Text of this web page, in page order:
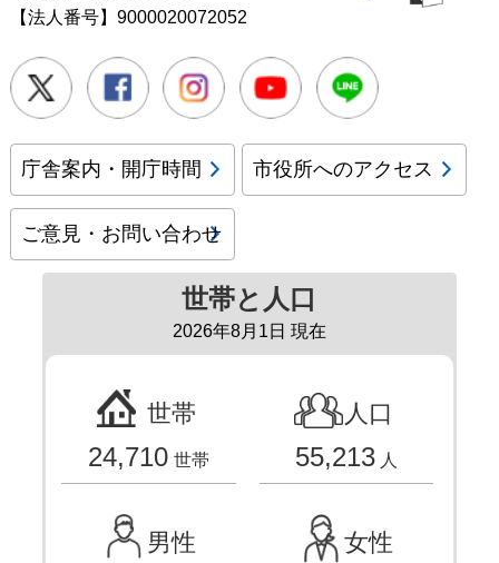
【法人番号】9000020072052
Twitter FacebookInstagramYoutube
庁舎案内・開庁時間 市役所へのアクセス
ご意見・お問い合わせ
世帯と人口
2026年8月1日 現在
世帯
24,710 世帯
人口
55,213 人
男性 女性